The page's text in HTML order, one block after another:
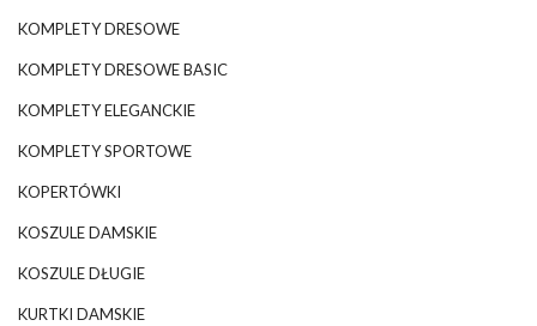
KOMPLETY DRESOWE
KOMPLETY DRESOWE BASIC
KOMPLETY ELEGANCKIE
KOMPLETY SPORTOWE
KOPERTÓWKI
KOSZULE DAMSKIE
KOSZULE DŁUGIE
KURTKI DAMSKIE